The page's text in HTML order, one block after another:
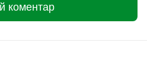
коментар